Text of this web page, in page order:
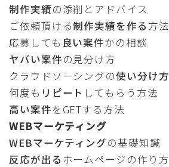
制作実績の添削とアドバイス
ご依頼頂ける制作実績を作る方法
応募しても 良い案件かの相談
ヤバい案件の見分け方
クラウドソーシングの使い分け方
何度も リピート してもらう方法
高い案件をGETする方法
WEBマーケティング
WEBマーケティングの基礎知識
反応が出る ホームページの作り方